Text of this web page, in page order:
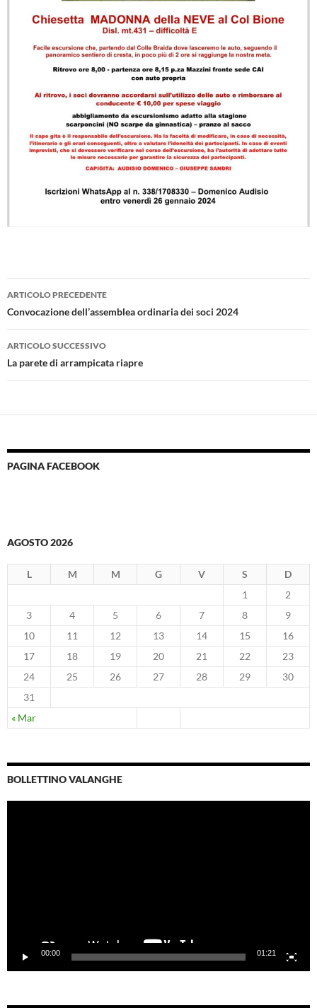
Navigazione
articolo
ARTICOLO PRECEDENTE
Convocazione dell’assemblea ordinaria dei soci 2024
ARTICOLO SUCCESSIVO
La parete di arrampicata riapre
PAGINA FACEBOOK
AGOSTO 2026
L M M G V S D
« Mar
1
2
3
4 5 6 7 8
9
10
11 12 13 14 15
16
17
18 19 20 21 22
23
24
25 26 27 28 29
30
31
BOLLETTINO VALANGHE
00:00 01:21